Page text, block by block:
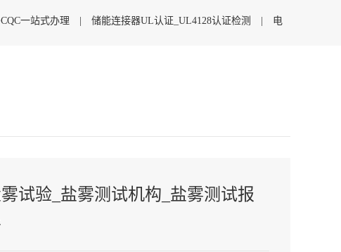
一站式办理 储能连接器UL认证_UL4128认证检测 电
试验_盐雾测试机构_盐雾测试报